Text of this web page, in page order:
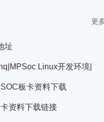
更
址
Linux开发环境|
板卡资料下载
资料下载链接